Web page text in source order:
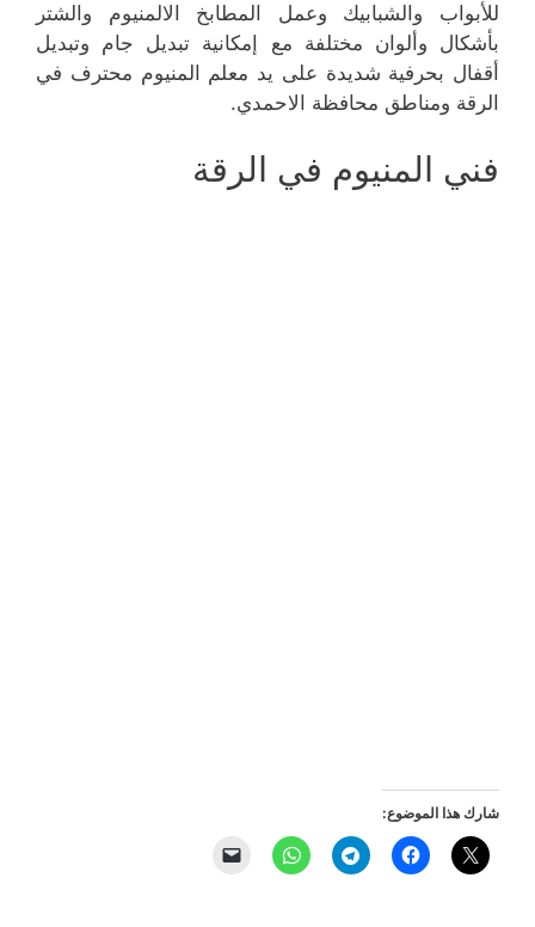
للأبواب والشبابيك وعمل المطابخ الالمنيوم والشتر
بأشكال وألوان مختلفة مع إمكانية تبديل جام وتبديل
أقفال بحرفية شديدة على يد معلم المنيوم محترف في
الرقة ومناطق محافظة الاحمدي.
فني المنيوم في الرقة
شارك هذا الموضوع: